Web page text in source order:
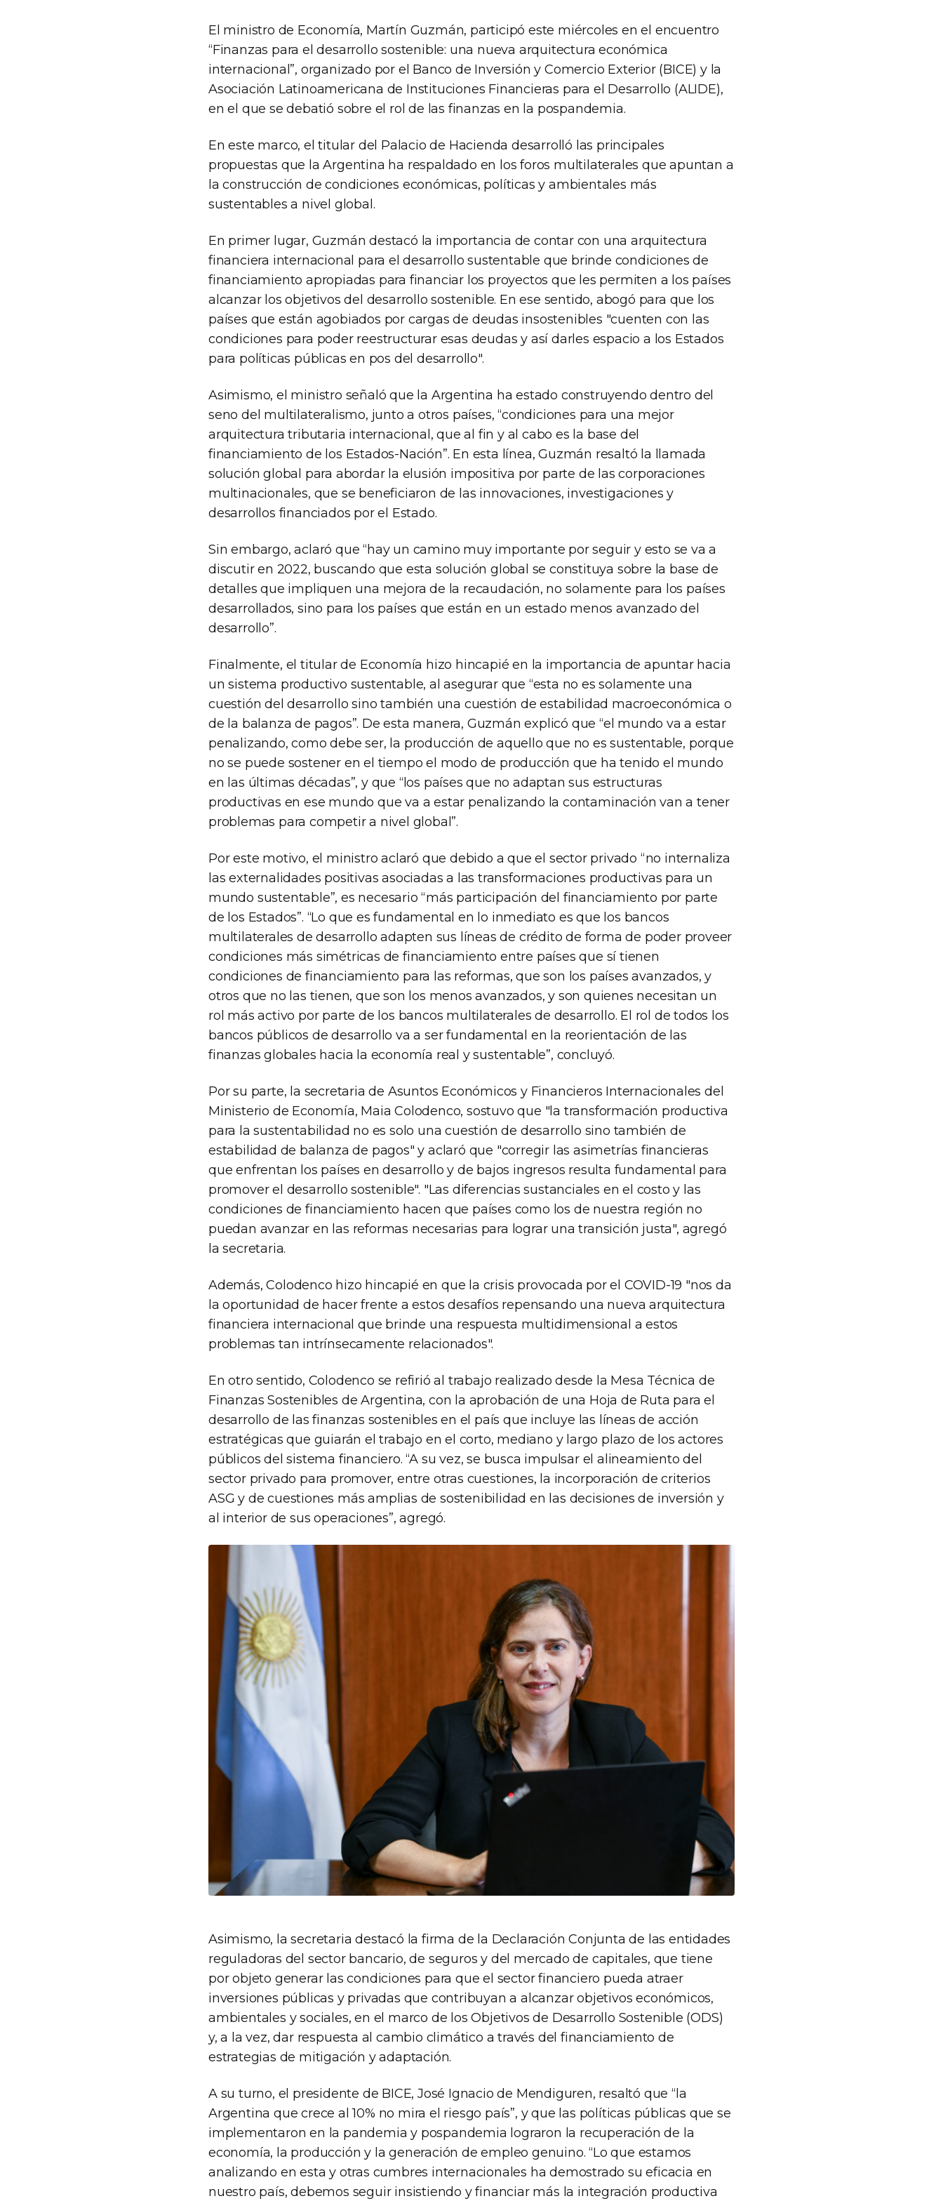
El ministro de Economía, Martín Guzmán, participó este miércoles en el encuentro
“Finanzas para el desarrollo sostenible: una nueva arquitectura económica
internacional”, organizado por el Banco de Inversión y Comercio Exterior (BICE) y la
Asociación Latinoamericana de Instituciones Financieras para el Desarrollo (ALIDE),
en el que se debatió sobre el rol de las finanzas en la pospandemia.
En este marco, el titular del Palacio de Hacienda desarrolló las principales
propuestas que la Argentina ha respaldado en los foros multilaterales que apuntan a
la construcción de condiciones económicas, políticas y ambientales más
sustentables a nivel global.
En primer lugar, Guzmán destacó la importancia de contar con una arquitectura
financiera internacional para el desarrollo sustentable que brinde condiciones de
financiamiento apropiadas para financiar los proyectos que les permiten a los países
alcanzar los objetivos del desarrollo sostenible. En ese sentido, abogó para que los
países que están agobiados por cargas de deudas insostenibles "cuenten con las
condiciones para poder reestructurar esas deudas y así darles espacio a los Estados
para políticas públicas en pos del desarrollo".
Asimismo, el ministro señaló que la Argentina ha estado construyendo dentro del
seno del multilateralismo, junto a otros países, “condiciones para una mejor
arquitectura tributaria internacional, que al fin y al cabo es la base del
financiamiento de los Estados-Nación”. En esta línea, Guzmán resaltó la llamada
solución global para abordar la elusión impositiva por parte de las corporaciones
multinacionales, que se beneficiaron de las innovaciones, investigaciones y
desarrollos financiados por el Estado.
Sin embargo, aclaró que “hay un camino muy importante por seguir y esto se va a
discutir en 2022, buscando que esta solución global se constituya sobre la base de
detalles que impliquen una mejora de la recaudación, no solamente para los países
desarrollados, sino para los países que están en un estado menos avanzado del
desarrollo”.
Finalmente, el titular de Economía hizo hincapié en la importancia de apuntar hacia
un sistema productivo sustentable, al asegurar que “esta no es solamente una
cuestión del desarrollo sino también una cuestión de estabilidad macroeconómica o
de la balanza de pagos”. De esta manera, Guzmán explicó que “el mundo va a estar
penalizando, como debe ser, la producción de aquello que no es sustentable, porque
no se puede sostener en el tiempo el modo de producción que ha tenido el mundo
en las últimas décadas”, y que “los países que no adaptan sus estructuras
productivas en ese mundo que va a estar penalizando la contaminación van a tener
problemas para competir a nivel global”.
Por este motivo, el ministro aclaró que debido a que el sector privado “no internaliza
las externalidades positivas asociadas a las transformaciones productivas para un
mundo sustentable”, es necesario “más participación del financiamiento por parte
de los Estados”. “Lo que es fundamental en lo inmediato es que los bancos
multilaterales de desarrollo adapten sus líneas de crédito de forma de poder proveer
condiciones más simétricas de financiamiento entre países que sí tienen
condiciones de financiamiento para las reformas, que son los países avanzados, y
otros que no las tienen, que son los menos avanzados, y son quienes necesitan un
rol más activo por parte de los bancos multilaterales de desarrollo. El rol de todos los
bancos públicos de desarrollo va a ser fundamental en la reorientación de las
finanzas globales hacia la economía real y sustentable”, concluyó.
Por su parte, la secretaria de Asuntos Económicos y Financieros Internacionales del
Ministerio de Economía, Maia Colodenco, sostuvo que "la transformación productiva
para la sustentabilidad no es solo una cuestión de desarrollo sino también de
estabilidad de balanza de pagos" y aclaró que "corregir las asimetrías financieras
que enfrentan los países en desarrollo y de bajos ingresos resulta fundamental para
promover el desarrollo sostenible". "Las diferencias sustanciales en el costo y las
condiciones de financiamiento hacen que países como los de nuestra región no
puedan avanzar en las reformas necesarias para lograr una transición justa", agregó
la secretaria.
Además, Colodenco hizo hincapié en que la crisis provocada por el COVID-19 "nos da
la oportunidad de hacer frente a estos desafíos repensando una nueva arquitectura
financiera internacional que brinde una respuesta multidimensional a estos
problemas tan intrínsecamente relacionados".
En otro sentido, Colodenco se refirió al trabajo realizado desde la Mesa Técnica de
Finanzas Sostenibles de Argentina, con la aprobación de una Hoja de Ruta para el
desarrollo de las finanzas sostenibles en el país que incluye las líneas de acción
estratégicas que guiarán el trabajo en el corto, mediano y largo plazo de los actores
públicos del sistema financiero. “A su vez, se busca impulsar el alineamiento del
sector privado para promover, entre otras cuestiones, la incorporación de criterios
ASG y de cuestiones más amplias de sostenibilidad en las decisiones de inversión y
al interior de sus operaciones”, agregó.
Asimismo, la secretaria destacó la firma de la Declaración Conjunta de las entidades
reguladoras del sector bancario, de seguros y del mercado de capitales, que tiene
por objeto generar las condiciones para que el sector financiero pueda atraer
inversiones públicas y privadas que contribuyan a alcanzar objetivos económicos,
ambientales y sociales, en el marco de los Objetivos de Desarrollo Sostenible (ODS)
y, a la vez, dar respuesta al cambio climático a través del financiamiento de
estrategias de mitigación y adaptación.
A su turno, el presidente de BICE, José Ignacio de Mendiguren, resaltó que “la
Argentina que crece al 10% no mira el riesgo país”, y que las políticas públicas que se
implementaron en la pandemia y pospandemia lograron la recuperación de la
economía, la producción y la generación de empleo genuino. “Lo que estamos
analizando en esta y otras cumbres internacionales ha demostrado su eficacia en
nuestro país, debemos seguir insistiendo y financiar más la integración productiva